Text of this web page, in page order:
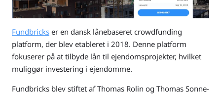
Fundbricks er en dansk lånebaseret crowdfunding
platform, der blev etableret i 2018. Denne platform
fokuserer på at tilbyde lån til ejendomsprojekter, hvilket
muliggør investering i ejendomme.
Fundbricks blev stiftet af Thomas Rolin og Thomas Sonne-